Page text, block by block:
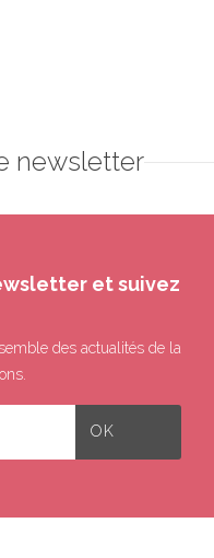
newsletter
et suivez
des actualités de la